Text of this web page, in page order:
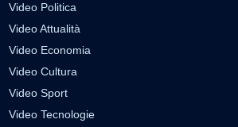
Video Politica
Video Attualità
Video Economia
Video Cultura
Video Sport
Video Tecnologie